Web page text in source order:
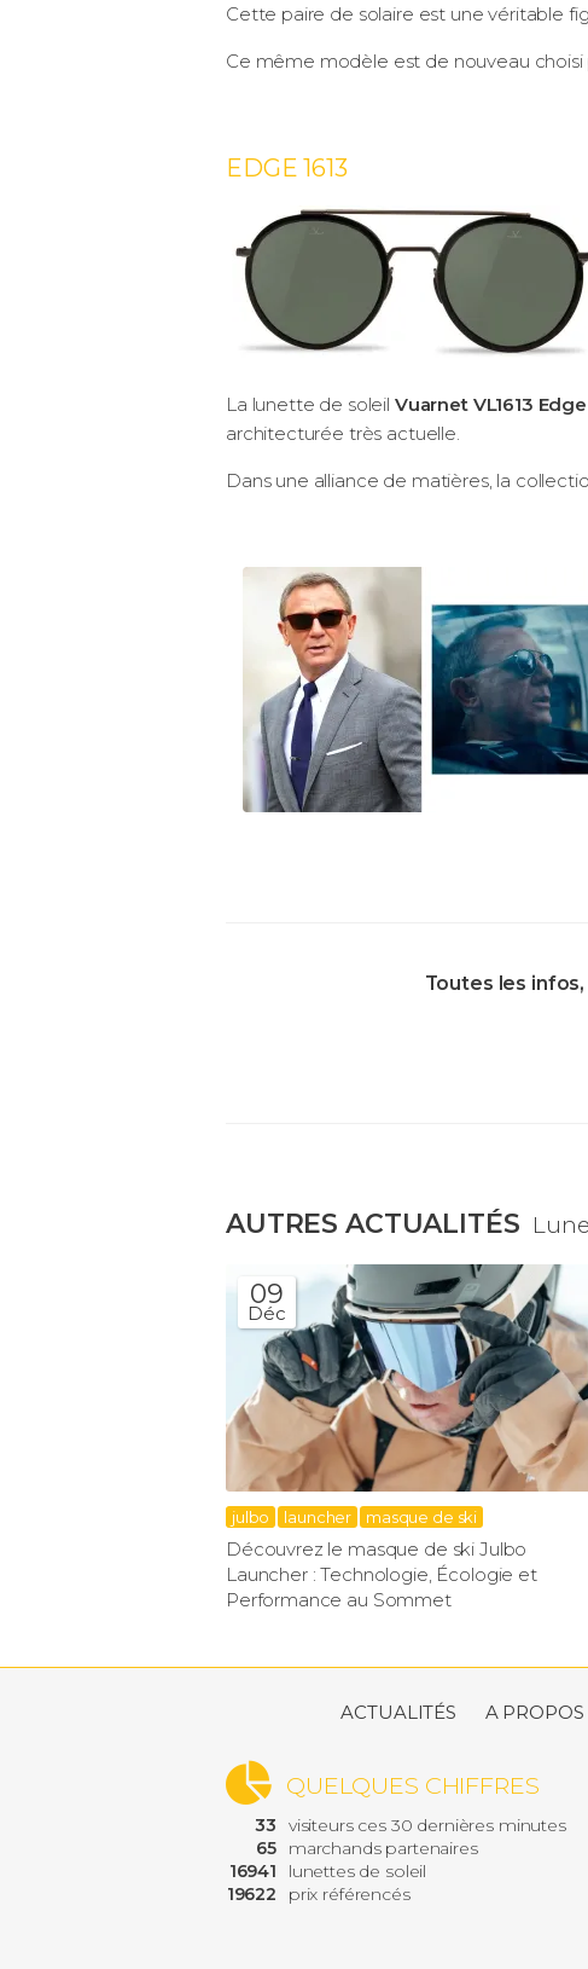
Cette paire de solaire est une véritable
Ce même modèle est de nouveau choisi
EDGE 1613
La lunette de soleil Vuarnet VL1613 Edge
architecturée très actuelle.
Dans une alliance de matières, la
Toutes les
AUTRES ACTUALITÉS
09
Déc
julbo launcher masque de ski
Découvrez le masque de ski Julbo
Launcher : Technologie, Écologie et
Performance au Sommet
ACTUALITÉS A PROPOS
QUELQUES CHIFFRES
33
visiteurs ces 30 dernières minutes
65
marchands partenaires
16941
lunettes de soleil
19622
prix référencés